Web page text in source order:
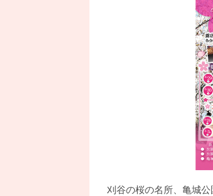
刈谷の桜の名所、亀城